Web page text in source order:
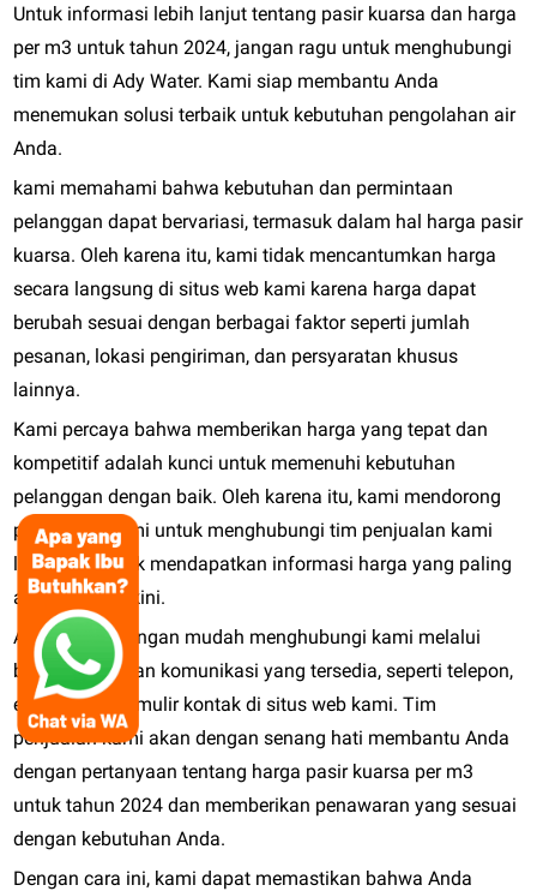
Untuk informasi lebih lanjut tentang pasir kuarsa dan harga
per m3 untuk tahun 2024, jangan ragu untuk menghubungi
tim kami di Ady Water. Kami siap membantu Anda
menemukan solusi terbaik untuk kebutuhan pengolahan air
Anda.
kami memahami bahwa kebutuhan dan permintaan
pelanggan dapat bervariasi, termasuk dalam hal harga pasir
kuarsa. Oleh karena itu, kami tidak mencantumkan harga
secara langsung di situs web kami karena harga dapat
berubah sesuai dengan berbagai faktor seperti jumlah
pesanan, lokasi pengiriman, dan persyaratan khusus
lainnya.
Kami percaya bahwa memberikan harga yang tepat dan
kompetitif adalah kunci untuk memenuhi kebutuhan
pelanggan dengan baik. Oleh karena itu, kami mendorong
pelanggan kami untuk menghubungi tim penjualan kami
langsung untuk mendapatkan informasi harga yang paling
akurat dan terkini.
Anda dapat dengan mudah menghubungi kami melalui
berbagai saluran komunikasi yang tersedia, seperti telepon,
email, atau formulir kontak di situs web kami. Tim
penjualan kami akan dengan senang hati membantu Anda
dengan pertanyaan tentang harga pasir kuarsa per m3
untuk tahun 2024 dan memberikan penawaran yang sesuai
dengan kebutuhan Anda.
Dengan cara ini, kami dapat memastikan bahwa Anda